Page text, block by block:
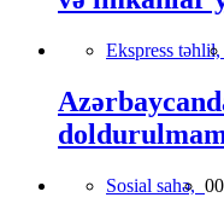
Ekspress təhlil,
Sosial sahə,